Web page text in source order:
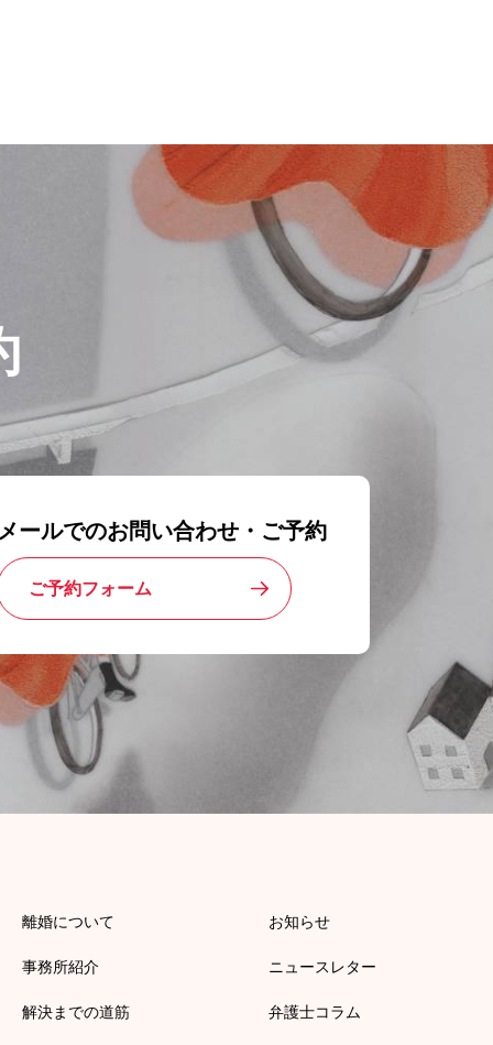
ールでのお問い合わせ・ご予約
ご予約フォーム
離婚について
事務所紹介
解決までの道筋
お知らせ
ニュースレター
弁護士コラム